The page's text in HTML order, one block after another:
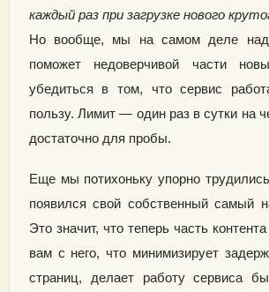
каждый раз при загрузке нового
Но вообще, мы на самом деле
поможет недоверчивой части
убедиться в том, что сервис
пользу. Лимит — один раз в сутки на
достаточно для пробы.
Еще мы потихоньку упорно
появился свой собственный самый
Это значит, что теперь часть
вам с него, что минимизирует
страниц, делает работу сервиса